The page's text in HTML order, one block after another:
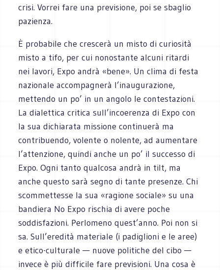
crisi. Vorrei fare una previsione, poi se sbaglio
pazienza.
È probabile che crescerà un misto di curiosità
misto a tifo, per cui nonostante alcuni ritardi
nei lavori, Expo andrà «bene». Un clima di festa
nazionale accompagnerà l’inaugurazione,
mettendo un po’ in un angolo le contestazioni.
La dialettica critica sull’incoerenza di Expo con
la sua dichiarata missione continuerà ma
contribuendo, volente o nolente, ad aumentare
l’attenzione, quindi anche un po’ il successo di
Expo. Ogni tanto qualcosa andrà in tilt, ma
anche questo sarà segno di tante presenze. Chi
scommettesse la sua «ragione sociale» su una
bandiera No Expo rischia di avere poche
soddisfazioni. Perlomeno quest’anno. Poi non si
sa. Sull’eredità materiale (i padiglioni e le aree)
e etico-culturale — nuove politiche del cibo —
invece è più difficile fare previsioni. Una cosa è